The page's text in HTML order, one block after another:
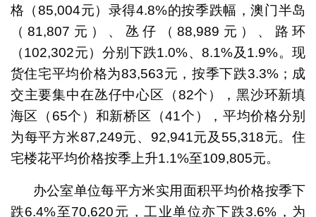
格（85,004元）录得4.8%的按季跌幅，澳门半岛
（81,807元）、氹仔（88,989元）、路环
（102,302元）分别下跌1.0%、8.1%及1.9%。现
货住宅平均价格为83,563元，按季下跌3.3%；成
交主要集中在氹仔中心区（82个），黑沙环新填
海区（65个）和新桥区（41个），平均价格分别
为每平方米87,249元、92,941元及55,318元。住
宅楼花平均价格按季上升1.1%至109,805元。
办公室单位每平方米实用面积平均价格按季下
跌6.4%至70,620元，工业单位亦下跌3.6%，为